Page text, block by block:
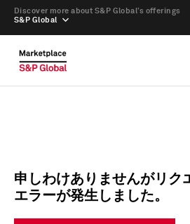
S&P Global
Discover more about S&P Global’s offerings
申しわけありませんがリク
エラーが発生しました。